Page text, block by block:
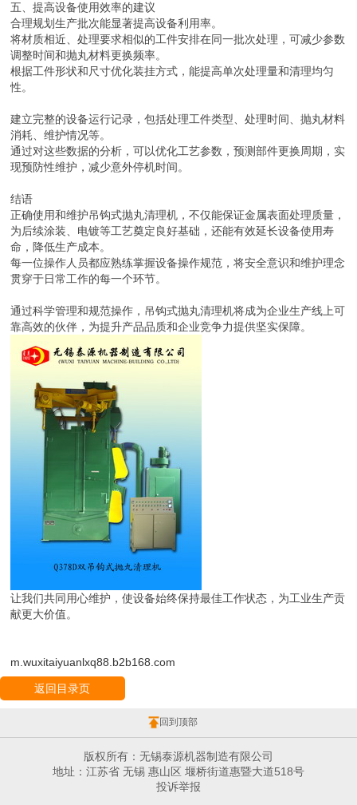
五、提高设备使用效率的建议
合理规划生产批次能显著提高设备利用率。
将材质相近、处理要求相似的工件安排在同一批次处理，可减少参数
调整时间和抛丸材料更换频率。
根据工件形状和尺寸优化装挂方式，能提高单次处理量和清理均匀
性。
建立完整的设备运行记录，包括处理工件类型、处理时间、抛丸材料
消耗、维护情况等。
通过对这些数据的分析，可以优化工艺参数，预测部件更换周期，实
现预防性维护，减少意外停机时间。
结语
正确使用和维护吊钩式抛丸清理机，不仅能保证金属表面处理质量，
为后续涂装、电镀等工艺奠定良好基础，还能有效延长设备使用寿
命，降低生产成本。
每一位操作人员都应熟练掌握设备操作规范，将安全意识和维护理念
贯穿于日常工作的每一个环节。
通过科学管理和规范操作，吊钩式抛丸清理机将成为企业生产线上可
靠高效的伙伴，为提升产品品质和企业竞争力提供坚实保障。
让我们共同用心维护，使设备始终保持最佳工作状态，为工业生产贡
献更大价值。
m.wuxitaiyuanlxq88.b2b168.com
返回目录页
回到顶部
版权所有：无锡泰源机器制造有限公司
地址：江苏省 无锡 惠山区 堰桥街道惠暨大道518号
投诉举报